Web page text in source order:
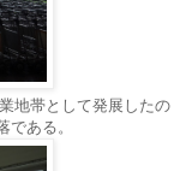
地帯として発展したの
ある。